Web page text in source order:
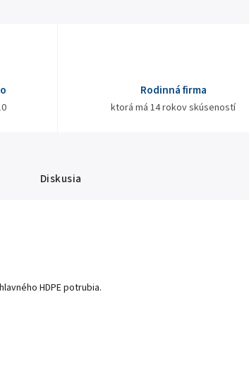
Rodinná firma
ktorá má 14 rokov skúseností
Diskusia
HDPE potrubia.